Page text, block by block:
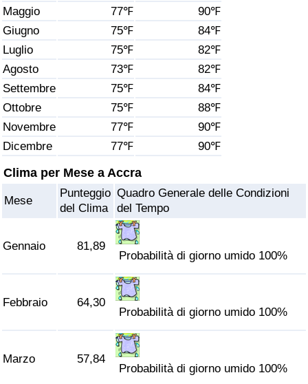
Maggio
77℉
90℉
Giugno
75℉
84℉
Luglio
75℉
82℉
Agosto
73℉
82℉
Settembre
75℉
84℉
Ottobre
75℉
88℉
Novembre
77℉
90℉
Dicembre
77℉ 90℉
Clima per Mese a Accra
Mese
Punteggio
del Clima
Quadro Generale delle Condizioni
del Tempo
Gennaio 81,89
Probabilità di giorno umido 100%
Febbraio 64,30
Probabilità di giorno umido 100%
Marzo 57,84
Probabilità di giorno umido 100%
Indice del Tasso di Criminalità (Corrente)
Indice della Criminalità
Indice di criminalità per paese
Assistenza Sanitaria
Indice dell’Assistenza Sanitaria (Corrente)
Indice dell’Assistenza Sanitaria per
Indice dell’Inquinamento (Corrente)
Indice di inquinamento
Indice dell’Inquinamento per Nazione